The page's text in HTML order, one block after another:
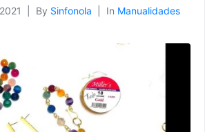
By Sinfonola In Manualidades